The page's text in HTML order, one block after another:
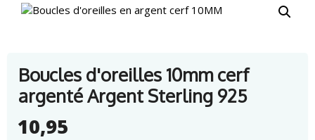
Boucles d'oreilles 10mm cerf
argenté Argent Sterling 925
10,95